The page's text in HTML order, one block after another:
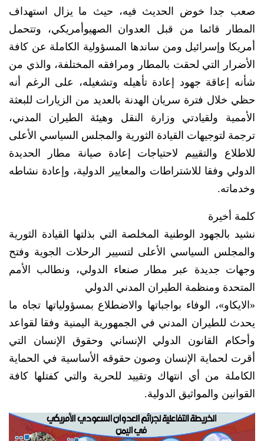
صعب جدا خوض الحديث فيه، حيث ما يزال استهداف
المطار قائما من قبل العدوان الصهيوأمريكي، وتتحمل
أمريكا وإسرائيل ومن ساندها المسؤولية الكاملة عن كافة
الأضرار التي لحقت بالمطار ومرافقه المختلفة، والذي من
شأنه إعاقة جهود إعادة تأهيله وتشغيله، على الرغم أنه
حظي خلال فترة سريان الهدنة بالعديد من الزيارات للبعثة
الأممية ولقيادتي وزارة النقل وهيئة الطيران المدني،
ترجمة لتوجيهات القيادة الثورية والمجلس السياسي الأعلى
للاطلاع والتقييم لاحتياجات إعادة صيانة مطار الحديدة
الدولي وفقا للاشتراطات والمعايير الدولية، وإعادة نشاطه
وخدماته.
كلمة أخيرة
نشيد بالجهود الوطنية المخلصة التي بذلتها القيادة الثورية
والمجلس السياسي الأعلى لتسيير الرحلات الجوية وفتح
وجهات جديدة عبر مطار صنعاء الدولي، ونطالب الأمم
المتحدة ومنظمة الطيران المدني الدولي
«الايكاو»، الوفاء بواجباتها والاضطلاع بمسؤولياتها تجاه ما
يحدث للطيران المدني في الجمهورية اليمنية وفقا لقواعد
وأحكام القانون الدولي الإنساني وحقوق الإنسان التي
أقرت لحماية الإنسان وصون حقوقه الأساسية في الحماية
الكاملة من أي انتهاك وتقييد للحرية والتي كفتلها كافة
القوانين والمواثيق الدولية.